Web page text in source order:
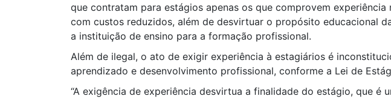
que contratam para estágios apenas os que comprovem
com custos reduzidos, além de desvirtuar o propósito educacional
a instituição de ensino para a formação profissional.
Além de ilegal, o ato de exigir experiência à estagiários é
aprendizado e desenvolvimento profissional, conforme a Lei de
“A exigência de experiência desvirtua a finalidade do estágio, que